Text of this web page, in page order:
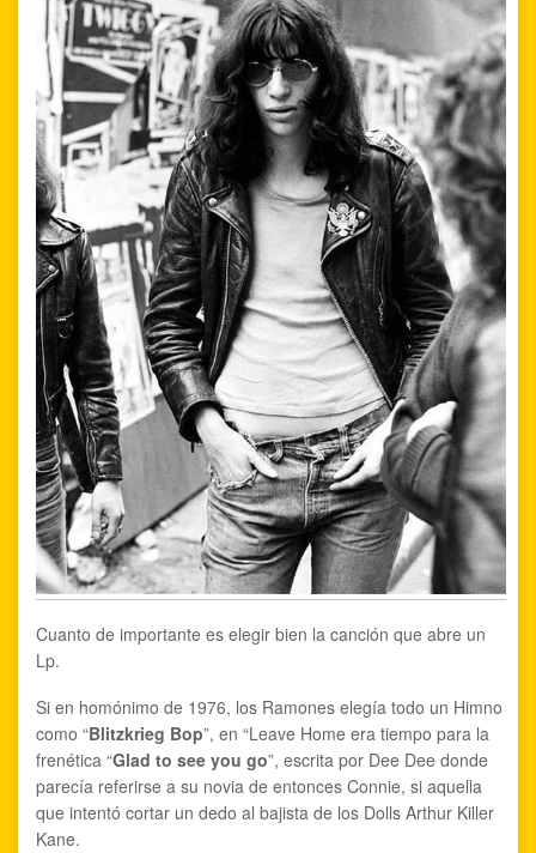
Cuanto de importante es elegir bien la canción que abre un
Lp.
Si en homónimo de 1976, los Ramones elegía todo un Himno
como “Blitzkrieg Bop”, en “Leave Home era tiempo para la
frenética “Glad to see you go”, escrita por Dee Dee donde
parecía referirse a su novia de entonces Connie, si aquella
que intentó cortar un dedo al bajista de los Dolls Arthur Killer
Kane.